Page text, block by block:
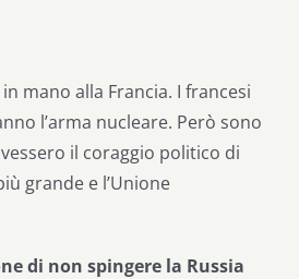
mano alla Francia. I francesi
l’arma nucleare. Però sono
il coraggio politico di
grande e l’Unione
di non spingere la Russia